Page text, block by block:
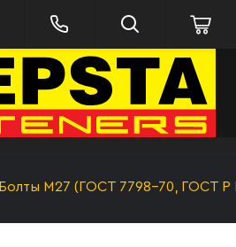
Болты М27 (ГОСТ 7798-70, ГОСТ Р